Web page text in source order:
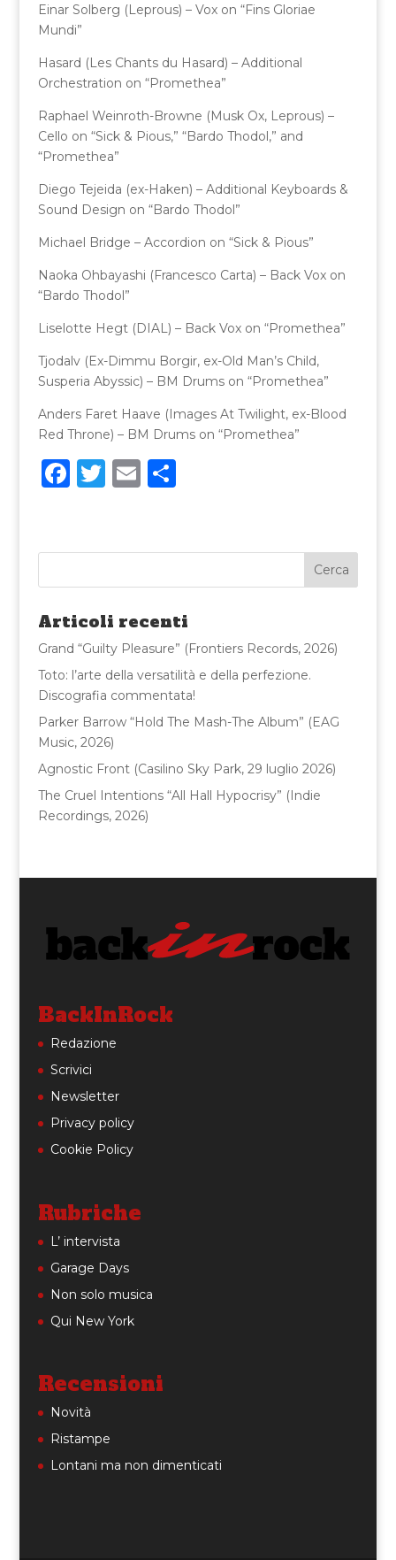
Einar Solberg (Leprous) – Vox on “Fins Gloriae
Mundi”
Hasard (Les Chants du Hasard) – Additional
Orchestration on “Promethea”
Raphael Weinroth-Browne (Musk Ox, Leprous) –
Cello on “Sick & Pious,” “Bardo Thodol,” and
“Promethea”
Diego Tejeida (ex-Haken) – Additional Keyboards &
Sound Design on “Bardo Thodol”
Michael Bridge – Accordion on “Sick & Pious”
Naoka Ohbayashi (Francesco Carta) – Back Vox on
“Bardo Thodol”
Liselotte Hegt (DIAL) – Back Vox on “Promethea”
Tjodalv (Ex-Dimmu Borgir, ex-Old Man’s Child,
Susperia Abyssic) – BM Drums on “Promethea”
Anders Faret Haave (Images At Twilight, ex-Blood
Red Throne) – BM Drums on “Promethea”
F
e
b
o
o
k
T
te
r
E
l
C
di
vi
di
Articoli recenti
Grand “Guilty Pleasure” (Frontiers Records, 2026)
Toto: l’arte della versatilità e della perfezione.
Discografia commentata!
Parker Barrow “Hold The Mash-The Album” (EAG
Music, 2026)
Agnostic Front (Casilino Sky Park, 29 luglio 2026)
The Cruel Intentions “All Hall Hypocrisy” (Indie
Recordings, 2026)
BackInRock
Redazione
Scrivici
Newsletter
Privacy policy
Cookie Policy
Rubriche
L’ intervista
Garage Days
Non solo musica
Qui New York
Recensioni
Novità
Ristampe
Lontani ma non dimenticati